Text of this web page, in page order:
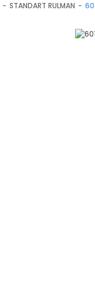
STANDART RULMAN